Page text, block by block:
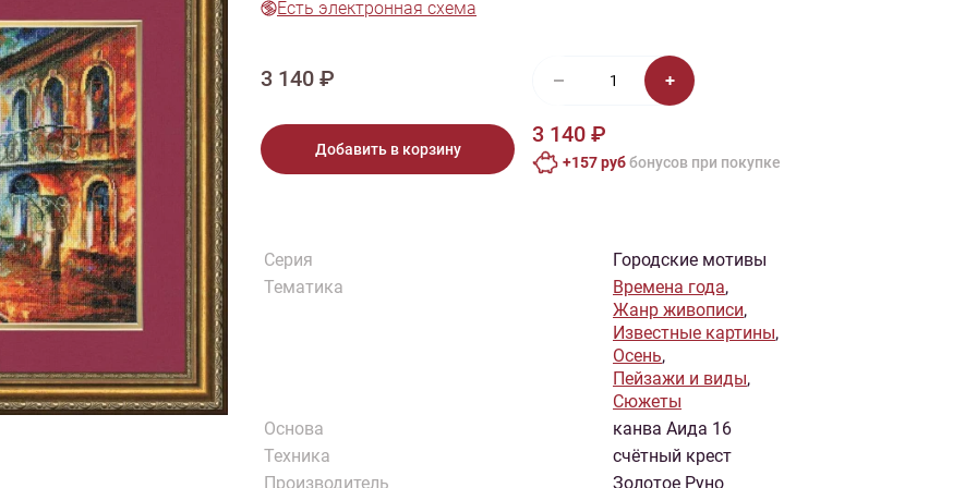
Натюрморт
Птицы
Варежки
Платье Плед
Есть электронная схема
3 140 ₽
Добавить в корзину
3 140 ₽
+157 руббонусов при покупке
Серия
Городские мотивы
Тематика
Времена года,
Жанр живописи,
Известные картины,
Осень,
Пейзажи и виды,
Сюжеты
Основа
канва Аида 16
Техника
счётный крест
Производитель
Золотое Руно